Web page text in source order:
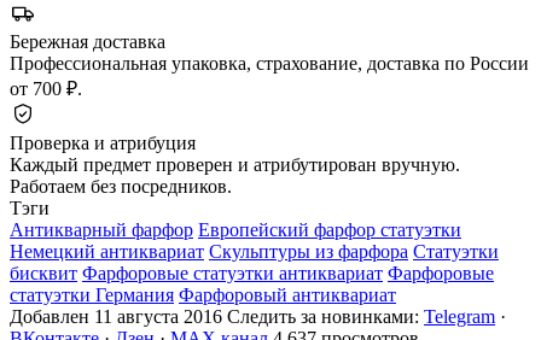
Бережная доставка
Профессиональная упаковка, страхование, доставка по России
от 700 ₽.
Проверка и атрибуция
Каждый предмет проверен и атрибутирован вручную.
Работаем без посредников.
Тэги
Антикварный фарфор Европейский фарфор статуэтки
Немецкий антиквариат Скульптуры из фарфора Статуэтки
бисквит Фарфоровые статуэтки антиквариат Фарфоровые
статуэтки Германия Фарфоровый антиквариат
Добавлен 11 августа 2016 Следить за новинками: Telegram ·